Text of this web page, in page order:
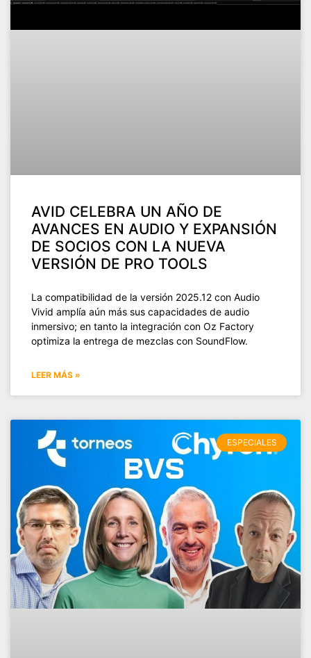
AVID CELEBRA UN AÑO DE
AVANCES EN AUDIO Y EXPANSIÓN
DE SOCIOS CON LA NUEVA
VERSIÓN DE PRO TOOLS
La compatibilidad de la versión 2025.12 con Audio
Vivid amplía aún más sus capacidades de audio
inmersivo; en tanto la integración con Oz Factory
optimiza la entrega de mezclas con SoundFlow.
LEER MÁS »
ESPECIALES